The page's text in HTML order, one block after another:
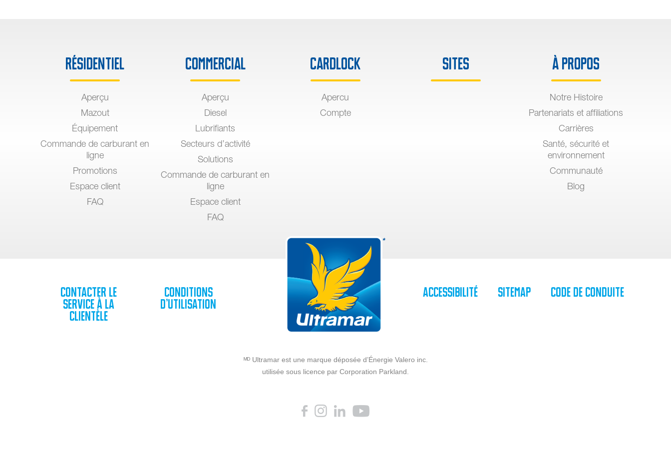
Résidentiel
Aperçu
Mazout
Équipement
Commande de carburant en
ligne
Promotions
Espace client
FAQ
Commercial
Aperçu
Diesel
Lubrifiants
Secteurs d’activité
Solutions
Commande de carburant en
ligne
Espace client
FAQ
Cardlock
Apercu
Compte
sites À propos
Notre Histoire
Partenariats et affiliations
Carrières
Santé, sécurité et
environnement
Communauté
Blog
Contacter le
service à la
clientèle
Conditions
d’utilisation
Accessibilité SiteMap Code de Conduite
ᴹᴰ Ultramar est une marque déposée d’Énergie Valero inc.
utilisée sous licence par Corporation Parkland.